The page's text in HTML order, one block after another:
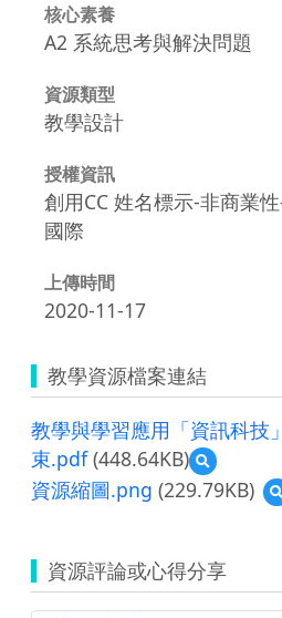
核心素養
A2 系統思考與解決問題
資源類型
教學設計
授權資訊
創用CC 姓名標示-非商業
國際
上傳時間
2020-11-17
教學資源檔案連結
教學與學習應用「資訊科技
束.pdf(448.64KB)
預
覽
教
學
習
應
資源縮圖.png (229.79KB)
資源評論或心得分享